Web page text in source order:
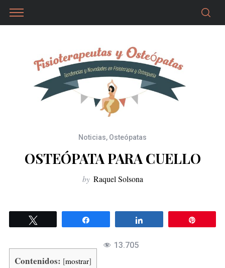
Noticias, Osteópatas
OSTEÓPATA PARA CUELLO
by Raquel Solsona
Contenidos: [mostrar]
13.705